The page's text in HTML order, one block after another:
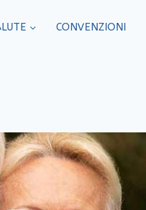
CONVENZIONI